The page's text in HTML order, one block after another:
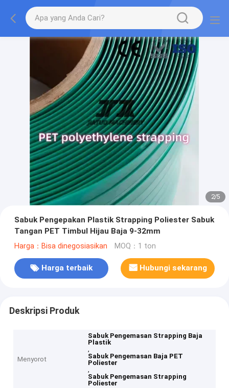
2/5
Sabuk Pengepakan Plastik Strapping Poliester Sabuk
Tangan PET Timbul Hijau Baja 9-32mm
Harga：Bisa dinegosiasikan MOQ：1 ton
Harga terbaik Hubungi sekarang
Deskripsi Produk
Menyorot
Sabuk Pengemasan Strapping Baja
Plastik
,
Sabuk Pengemasan Baja PET
Poliester
,
Sabuk Pengemasan Strapping
Poliester